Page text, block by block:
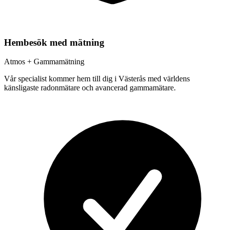
Hembesök med mätning
Atmos + Gammamätning
Vår specialist kommer hem till dig i Västerås med världens
känsligaste radonmätare och avancerad gammamätare.